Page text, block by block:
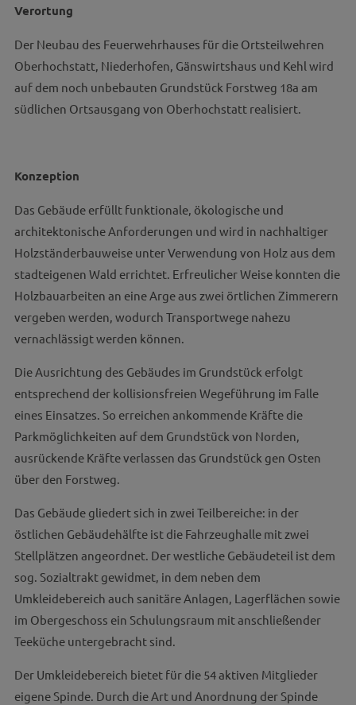
Verortung
Der Neubau des Feuerwehrhauses für die Ortsteilwehren
Oberhochstatt, Niederhofen, Gänswirtshaus und Kehl wird
auf dem noch unbebauten Grundstück Forstweg 18a am
südlichen Ortsausgang von Oberhochstatt realisiert.
Konzeption
Das Gebäude erfüllt funktionale, ökologische und
architektonische Anforderungen und wird in nachhaltiger
Holzständerbauweise unter Verwendung von Holz aus dem
stadteigenen Wald errichtet. Erfreulicher Weise konnten die
Holzbauarbeiten an eine Arge aus zwei örtlichen Zimmerern
vergeben werden, wodurch Transportwege nahezu
vernachlässigt werden können.
Die Ausrichtung des Gebäudes im Grundstück erfolgt
entsprechend der kollisionsfreien Wegeführung im Falle
eines Einsatzes. So erreichen ankommende Kräfte die
Parkmöglichkeiten auf dem Grundstück von Norden,
ausrückende Kräfte verlassen das Grundstück gen Osten
über den Forstweg.
Das Gebäude gliedert sich in zwei Teilbereiche: in der
östlichen Gebäudehälfte ist die Fahrzeughalle mit zwei
Stellplätzen angeordnet. Der westliche Gebäudeteil ist dem
sog. Sozialtrakt gewidmet, in dem neben dem
Umkleidebereich auch sanitäre Anlagen, Lagerflächen sowie
im Obergeschoss ein Schulungsraum mit anschließender
Teeküche untergebracht sind.
Der Umkleidebereich bietet für die 54 aktiven Mitglieder
eigene Spinde. Durch die Art und Anordnung der Spinde